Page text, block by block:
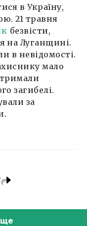
в Україну,
21 травня
безвісти,
на Луганщині.
в невідомості.
мало
загибелі.
за
ще